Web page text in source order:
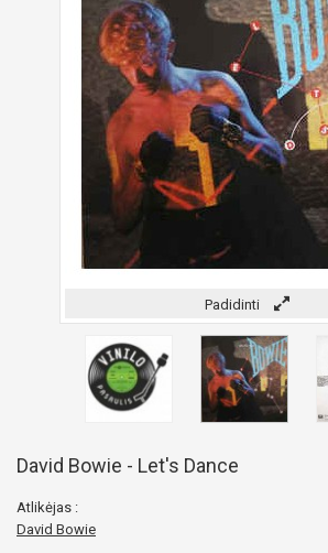
Padidinti
David Bowie - Let's Dance
Atlikėjas :
David Bowie